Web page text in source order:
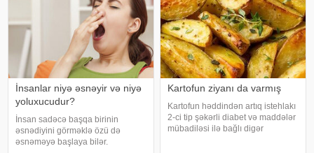
İnsanlar niyə əsnəyir və niyə
yoluxucudur?
İnsan sadəcə başqa birinin
əsnədiyini görməklə özü də
əsnəməyə başlaya bilər.
Kartofun ziyanı da varmış
Kartofun həddindən artıq istehlakı
2-ci tip şəkərli diabet və maddələr
mübadiləsi ilə bağlı digər